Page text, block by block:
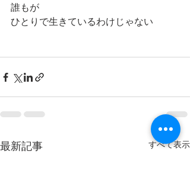
誰もが
ひとりで生きているわけじゃない
最新記事 すべて表示